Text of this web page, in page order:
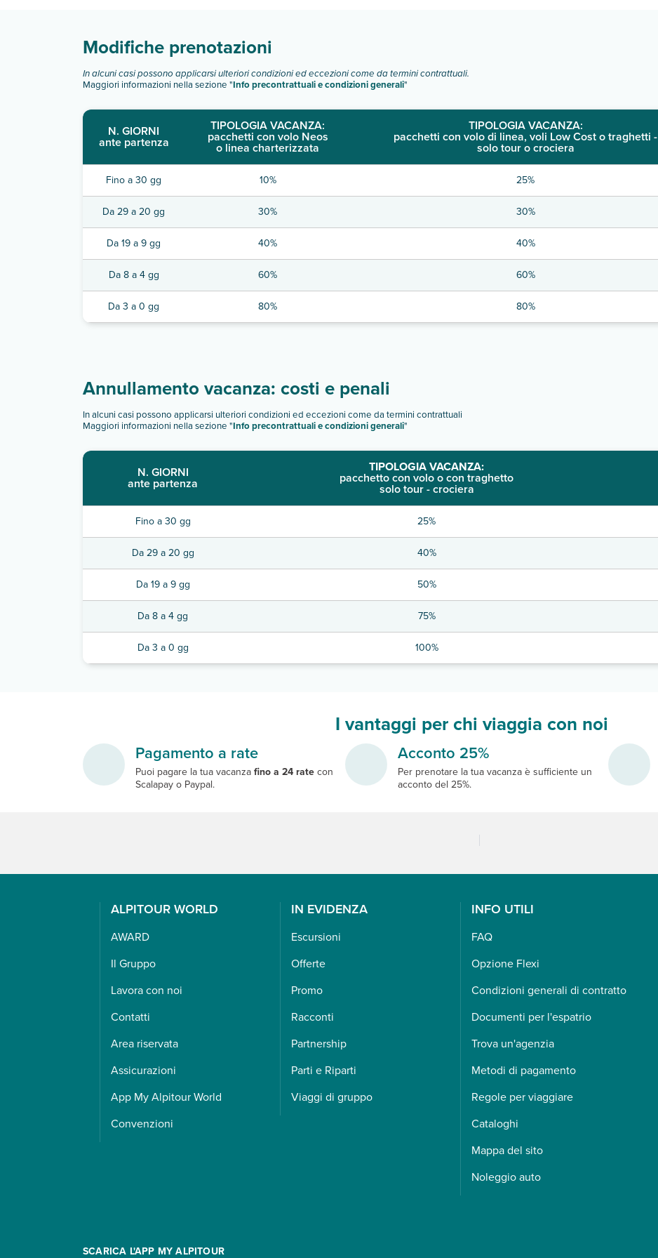
Modifiche prenotazioni
In alcuni casi possono applicarsi ulteriori condizioni ed eccezioni come da termini contrattuali.
Maggiori informazioni nella sezione "Info precontrattuali e condizioni generali"
N. GIORNI
ante partenza
TIPOLOGIA VACANZA:
pacchetti con volo Neos
o linea charterizzata
TIPOLOGIA VACANZA:
pacchetti con volo di linea, voli Low Cost o traghetti -
solo tour o crociera
Fino a 30 gg 10% 25%
Da 29 a 20 gg 30% 30%
Da 19 a 9 gg 40% 40%
Da 8 a 4 gg 60% 60%
Da 3 a 0 gg 80% 80%
Annullamento vacanza: costi e penali
In alcuni casi possono applicarsi ulteriori condizioni ed eccezioni come da termini contrattuali
Maggiori informazioni nella sezione "Info precontrattuali e condizioni generali"
N. GIORNI
ante partenza
TIPOLOGIA VACANZA:
pacchetto con volo o con traghetto
solo tour - crociera
Fino a 30 gg 25%
Da 29 a 20 gg 40%
Da 19 a 9 gg 50%
Da 8 a 4 gg 75%
Da 3 a 0 gg 100%
I vantaggi per chi viaggia con noi
Pagamento a rate
Puoi pagare la tua vacanzafino a 24 ratecon
Scalapay o Paypal.
Acconto 25%
Per prenotare la tua vacanza è sufficiente un
acconto del 25%.
ALPITOUR WORLD
AWARD
Il Gruppo
Lavora con noi
Contatti
Area riservata
Assicurazioni
App My Alpitour World
Convenzioni
IN EVIDENZA
Escursioni
Offerte
Promo
Racconti
Partnership
Parti e Riparti
Viaggi di gruppo
INFO UTILI
FAQ
Opzione Flexi
Condizioni generali di contratto
Documenti per l'espatrio
Trova un'agenzia
Metodi di pagamento
Regole per viaggiare
Cataloghi
Mappa del sito
Noleggio auto
SCARICA L'APP MY ALPITOUR